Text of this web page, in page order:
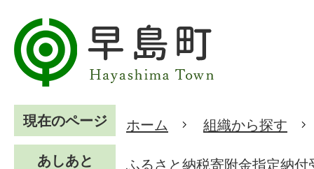
現在のページ ホーム 組織から探す
あしあと ふるさと納税寄附金指定納付